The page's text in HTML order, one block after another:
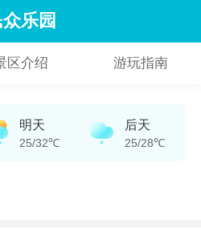
乐园
区介绍 游玩指南
明天
25/32℃
后天
25/28℃